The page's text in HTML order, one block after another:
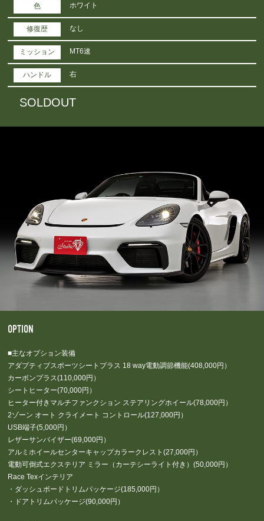
色 ホワイト
修復歴 なし
ミッション MT6速
ハンドル 右
SOLDOUT
OPTION
■主なオプション装備
アダプティブスポーツシートプラス 18 way電動調節機能(408,000円）
カーボンプラス(110,000円）
シートヒーター(70,000円）
ヒーター付きマルチファンクション ステアリングホイール(78,000円）
2ゾーン オート クライメート コントロール(127,000円）
USB端子(5,000円）
レザーサンバイザー(69,000円）
アルミホイールセンターキャップカラークレスト(27,000円）
電動可倒式エクステリア ミラー（カーテシーライト付き）(50,000円）
Race Texインテリア
・ダッシュボードトリムパッケージ(185,000円）
・ドアトリムパッケージ(90,000円）